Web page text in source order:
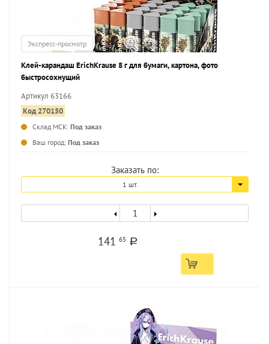
Экспресс-просмотр
Клей-карандаш ErichKrause 8 г для бумаги, картона, фото
быстросохнущий
Артикул 63166
Код 270150
Склад МСК: Под заказ
Ваш город: Под заказ
Заказать по:
1 шт.
14165 a